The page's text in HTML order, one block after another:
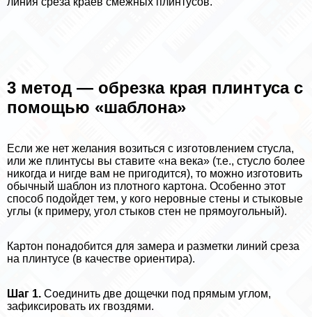
3 метод — обрезка края плинтуса с
помощью «шаблона»
Если же нет желания возиться с изготовлением стусла,
или же плинтусы вы ставите «на века» (т.е., стусло более
никогда и нигде вам не пригодится), то можно изготовить
обычный шаблон из плотного картона. Особенно этот
способ подойдет тем, у кого неровные стены и стыковые
углы (к примеру, угол стыков стен не прямоугольный).
Картон понадобится для замера и разметки линий среза
на плинтусе (в качестве ориентира).
Шаг 1. Соединить две дощечки под прямым углом,
зафиксировать их гвоздями.